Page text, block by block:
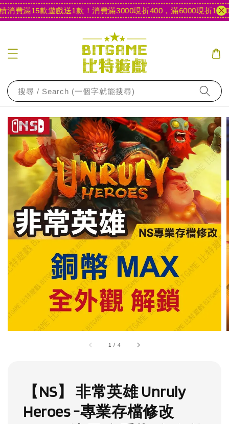
費滿15款遊戲送1款！ 消費滿3000現折400，滿6000現折1000
搜尋 / Search (一個字就能搜尋)
1 / 4
【NS】 非常英雄 Unruly
Heroes -專業存檔修改